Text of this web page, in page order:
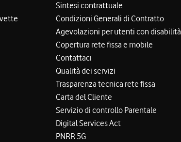
Sintesi contrattuale
Condizioni Generali di Contratto
Agevolazioni per utenti con disabilità
Copertura rete fissa e mobile
Contattaci
Qualità dei servizi
Trasparenza tecnica rete fissa
Carta del Cliente
Servizio di controllo Parentale
Digital Services Act
PNRR 5G